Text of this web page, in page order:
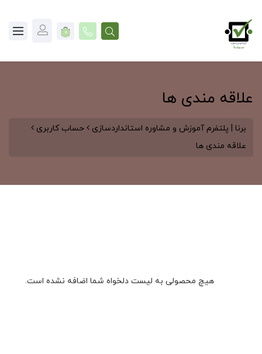
0
علاقه مندی ها
برنا | پلتفرم آموزش و مشاوره استانداردسازی
حساب کاربری
علاقه مندی ها
هیچ محصولی به لیست دلخواه شما اضافه نشده است.